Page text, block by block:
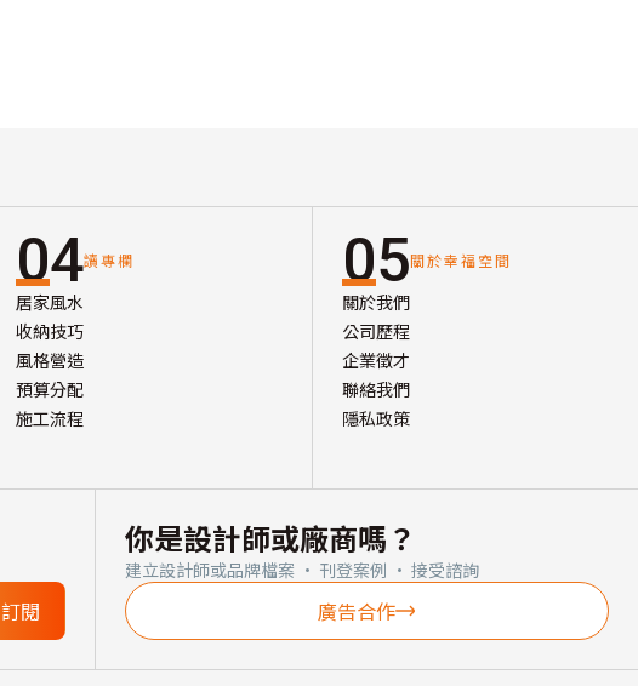
04讀專欄
居家風水
收納技巧
風格營造
預算分配
施工流程
05關於幸福空間
關於我們
公司歷程
企業徵才
聯絡我們
隱私政策
訂閱
你是設計師或廠商嗎？
建立設計師或品牌檔案 · 刊登案例 · 接受諮詢
廣告合作